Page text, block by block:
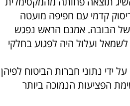
קדמי עם חפיפה מועטה
של הבובה. אמנם הראש נפגש
ועלול היה לפגוע בחלקי
ידי נתוני חברות הביטוח לפיהן
הפציעות הנמוכה ביותר